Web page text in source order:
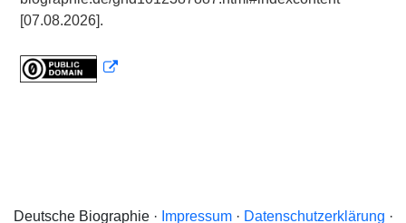
[07.08.2026].
Deutsche Biographie · Impressum· Datenschutzerklärung ·